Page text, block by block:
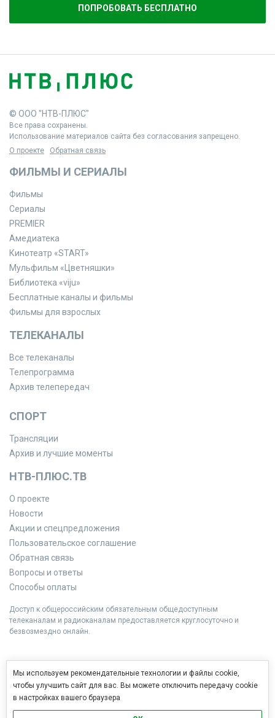
ПОПРОБОВАТЬ БЕСПЛАТНО
© ООО "НТВ-ПЛЮС"
Все права сохранены.
Использование материалов сайта без согласования запрещено.
О проекте
Обратная связь
ФИЛЬМЫ И СЕРИАЛЫ
Фильмы
Сериалы
PREMIER
Амедиатека
Кинотеатр «START»
Мульфильм «Цветняшки»
Библиотека «viju»
Бесплатные каналы и фильмы
Фильмы для взрослых
ТЕЛЕКАНАЛЫ
Все телеканалы
Телепрограмма
Архив телепередач
СПОРТ
Трансляции
Архив и лучшие моменты
НТВ-ПЛЮС.ТВ
О проекте
Новости
Акции и спецпредложения
Пользовательское соглашение
Обратная связь
Вопросы и ответы
Способы оплаты
Доступ к общероссийским обязательным общедоступным
телеканалам и радиоканалам предоставляется круглосуточно и
безвозмездно онлайн.
Мы используем рекомендательные технологии и файлы cookie,
чтобы улучшить сайт для вас. Вы можете отключить передачу cookie
в настройках вашего браузера